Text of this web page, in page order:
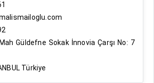
Güldefne Sokak İnnovia Çarşı No: 7
Türkiye